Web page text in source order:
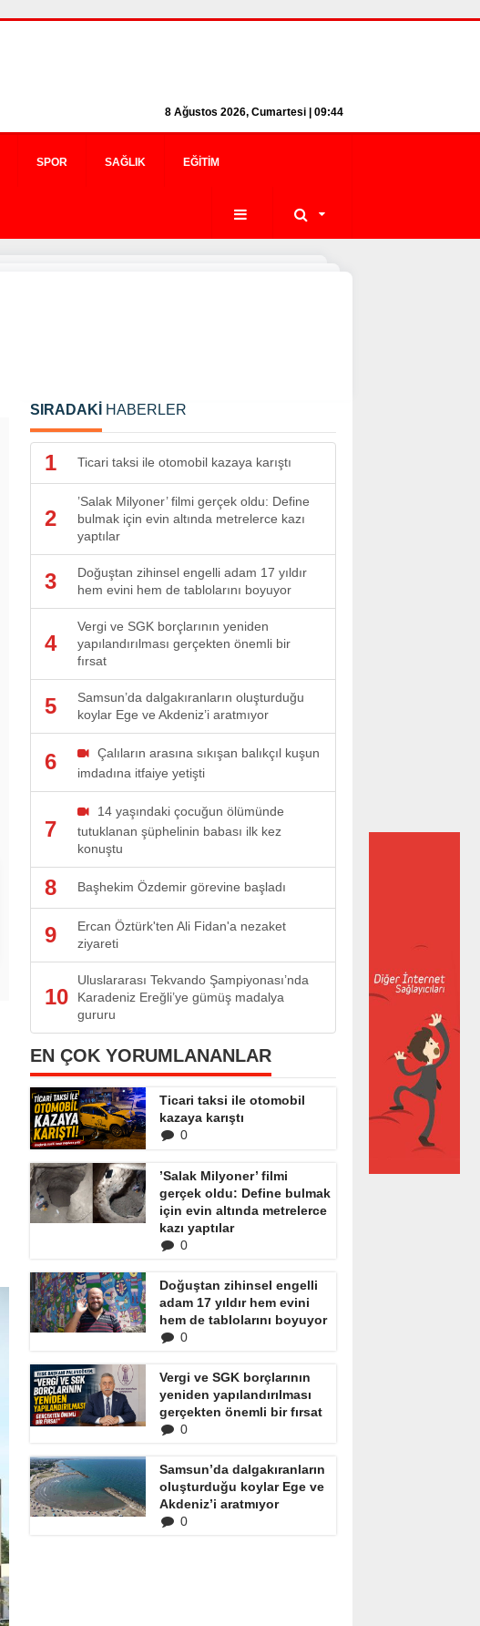
8 Ağustos 2026, Cumartesi | 09:44
SPOR SAĞLIK EĞITIM
SIRADAKİ HABERLER
1 Ticari taksi ile otomobil kazaya karıştı
2
’Salak Milyoner’ filmi gerçek oldu: Define
bulmak için evin altında metrelerce kazı
yaptılar
3
Doğuştan zihinsel engelli adam 17 yıldır
hem evini hem de tablolarını boyuyor
4
Vergi ve SGK borçlarının yeniden
yapılandırılması gerçekten önemli bir
fırsat
5
Samsun’da dalgakıranların oluşturduğu
koylar Ege ve Akdeniz’i aratmıyor
6
Çalıların arasına sıkışan balıkçıl kuşun
imdadına itfaiye yetişti
7
14 yaşındaki çocuğun ölümünde
tutuklanan şüphelinin babası ilk kez
konuştu
8 Başhekim Özdemir görevine başladı
9
Ercan Öztürk'ten Ali Fidan'a nezaket
ziyareti
10
Uluslararası Tekvando Şampiyonası’nda
Karadeniz Ereğli’ye gümüş madalya
gururu
EN ÇOK YORUMLANANLAR
Ticari taksi ile otomobil
kazaya karıştı
0
’Salak Milyoner’ filmi
gerçek oldu: Define bulmak
için evin altında metrelerce
kazı yaptılar
0
Doğuştan zihinsel engelli
adam 17 yıldır hem evini
hem de tablolarını boyuyor
0
Vergi ve SGK borçlarının
yeniden yapılandırılması
gerçekten önemli bir fırsat
0
Samsun’da dalgakıranların
oluşturduğu koylar Ege ve
Akdeniz’i aratmıyor
0